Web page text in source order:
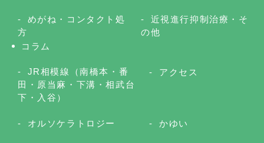
めがね・コンタクト処
方
近視進行抑制治療・そ
の他
コラム
JR相模線（南橋本・番
田・原当麻・下溝・相武台
下・入谷）
アクセス
オルソケラトロジー かゆい